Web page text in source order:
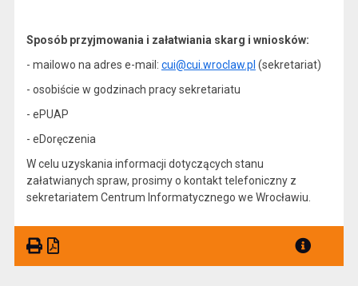
Sposób przyjmowania i załatwiania skarg i wniosków:
- mailowo na adres e-mail: cui@cui.wroclaw.pl (sekretariat)
- osobiście w godzinach pracy sekretariatu
- ePUAP
- eDoręczenia
W celu uzyskania informacji dotyczących stanu
załatwianych spraw, prosimy o kontakt telefoniczny z
sekretariatem Centrum Informatycznego we Wrocławiu.